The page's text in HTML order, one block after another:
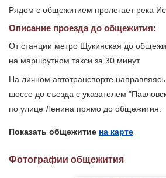
Рядом с общежитием пролегает река
Описание проезда до общежития:
От станции метро Щукинская до
на маршрутном такси за 30 минут.
На личном автотранспорте
шоссе до съезда с указателем
по улице Ленина прямо до общежития.
Показать общежитие на карте
Фотографии общежития